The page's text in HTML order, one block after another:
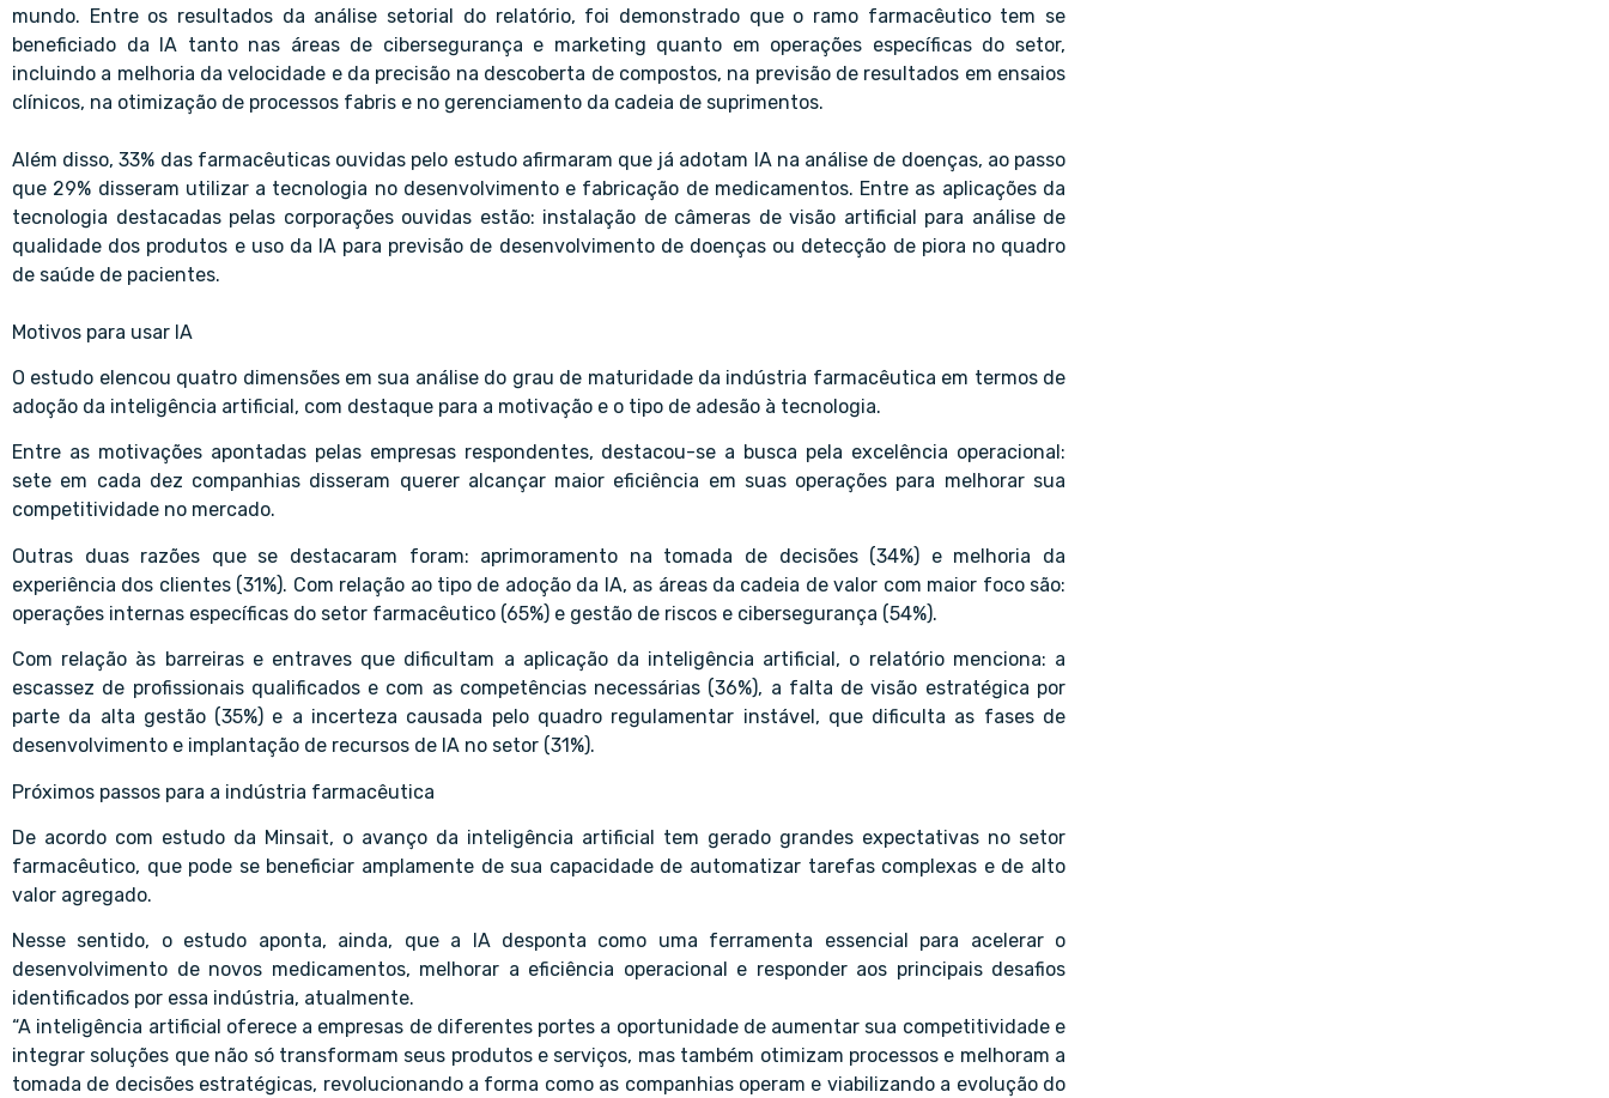
mundo. Entre os resultados da análise setorial do relatório, foi demonstrado que o ramo farmacêutico tem se
beneficiado da IA tanto nas áreas de cibersegurança e marketing quanto em operações específicas do setor,
incluindo a melhoria da velocidade e da precisão na descoberta de compostos, na previsão de resultados em ensaios
clínicos, na otimização de processos fabris e no gerenciamento da cadeia de suprimentos.
Além disso, 33% das farmacêuticas ouvidas pelo estudo afirmaram que já adotam IA na análise de doenças, ao passo
que 29% disseram utilizar a tecnologia no desenvolvimento e fabricação de medicamentos. Entre as aplicações da
tecnologia destacadas pelas corporações ouvidas estão: instalação de câmeras de visão artificial para análise de
qualidade dos produtos e uso da IA para previsão de desenvolvimento de doenças ou detecção de piora no quadro
de saúde de pacientes.
Motivos para usar IA
O estudo elencou quatro dimensões em sua análise do grau de maturidade da indústria farmacêutica em termos de
adoção da inteligência artificial, com destaque para a motivação e o tipo de adesão à tecnologia.
Entre as motivações apontadas pelas empresas respondentes, destacou-se a busca pela excelência operacional:
sete em cada dez companhias disseram querer alcançar maior eficiência em suas operações para melhorar sua
competitividade no mercado.
Outras duas razões que se destacaram foram: aprimoramento na tomada de decisões (34%) e melhoria da
experiência dos clientes (31%). Com relação ao tipo de adoção da IA, as áreas da cadeia de valor com maior foco são:
operações internas específicas do setor farmacêutico (65%) e gestão de riscos e cibersegurança (54%).
Com relação às barreiras e entraves que dificultam a aplicação da inteligência artificial, o relatório menciona: a
escassez de profissionais qualificados e com as competências necessárias (36%), a falta de visão estratégica por
parte da alta gestão (35%) e a incerteza causada pelo quadro regulamentar instável, que dificulta as fases de
desenvolvimento e implantação de recursos de IA no setor (31%).
Próximos passos para a indústria farmacêutica
De acordo com estudo da Minsait, o avanço da inteligência artificial tem gerado grandes expectativas no setor
farmacêutico, que pode se beneficiar amplamente de sua capacidade de automatizar tarefas complexas e de alto
valor agregado.
Nesse sentido, o estudo aponta, ainda, que a IA desponta como uma ferramenta essencial para acelerar o
desenvolvimento de novos medicamentos, melhorar a eficiência operacional e responder aos principais desafios
identificados por essa indústria, atualmente.
“A inteligência artificial oferece a empresas de diferentes portes a oportunidade de aumentar sua competitividade e
integrar soluções que não só transformam seus produtos e serviços, mas também otimizam processos e melhoram a
tomada de decisões estratégicas, revolucionando a forma como as companhias operam e viabilizando a evolução do